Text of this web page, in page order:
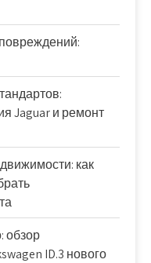
Jaguar и ремонт
как
обзор
ID.3 нового